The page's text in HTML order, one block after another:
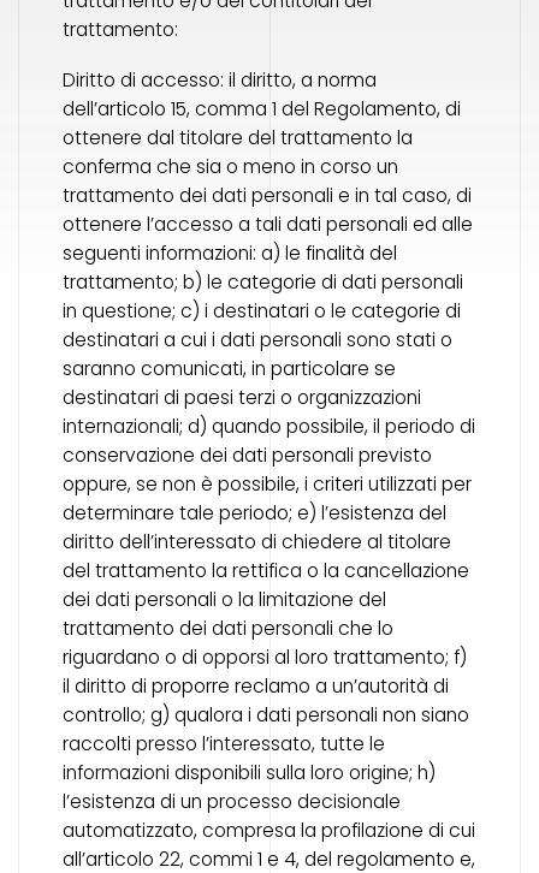
trattamento:
Diritto di accesso: il diritto, a norma
dell’articolo 15, comma 1 del Regolamento, di
ottenere dal titolare del trattamento la
conferma che sia o meno in corso un
trattamento dei dati personali e in tal caso, di
ottenere l’accesso a tali dati personali ed alle
seguenti informazioni: a) le finalità del
trattamento; b) le categorie di dati personali
in questione; c) i destinatari o le categorie di
destinatari a cui i dati personali sono stati o
saranno comunicati, in particolare se
destinatari di paesi terzi o organizzazioni
internazionali; d) quando possibile, il periodo di
conservazione dei dati personali previsto
oppure, se non è possibile, i criteri utilizzati per
determinare tale periodo; e) l’esistenza del
diritto dell’interessato di chiedere al titolare
del trattamento la rettifica o la cancellazione
dei dati personali o la limitazione del
trattamento dei dati personali che lo
riguardano o di opporsi al loro trattamento; f)
il diritto di proporre reclamo a un’autorità di
controllo; g) qualora i dati personali non siano
raccolti presso l’interessato, tutte le
informazioni disponibili sulla loro origine; h)
l’esistenza di un processo decisionale
automatizzato, compresa la profilazione di cui
all’articolo 22, commi 1 e 4, del regolamento e,